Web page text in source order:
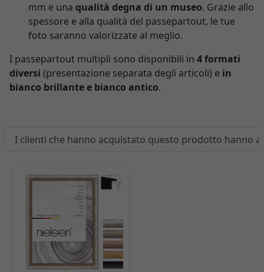
mm e una qualità degna di un museo. Grazie allo
spessore e alla qualità del passepartout, le tue
foto saranno valorizzate al meglio.
I passepartout multipli sono disponibili in 4 formati
diversi (presentazione separata degli articoli) e in
bianco brillante e bianco antico.
I clienti che hanno acquistato questo prodotto hanno